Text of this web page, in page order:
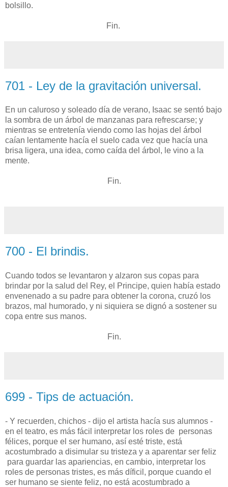
bolsillo.
Fin.
701 - Ley de la gravitación universal.
En un caluroso y soleado día de verano, Isaac se sentó bajo
la sombra de un árbol de manzanas para refrescarse; y
mientras se entretenía viendo como las hojas del árbol
caían lentamente hacía el suelo cada vez que hacía una
brisa ligera, una idea, como caída del árbol, le vino a la
mente.
Fin.
700 - El brindis.
Cuando todos se levantaron y alzaron sus copas para
brindar por la salud del Rey, el Principe, quien había estado
envenenado a su padre para obtener la corona, cruzó los
brazos, mal humorado, y ni siquiera se dignó a sostener su
copa entre sus manos.
Fin.
699 - Tips de actuación.
- Y recuerden, chichos - dijo el artista hacía sus alumnos -
en el teatro, es más fácil interpretar los roles de personas
félices, porque el ser humano, así esté triste, está
acostumbrado a disimular su tristeza y a aparentar ser feliz
para guardar las apariencias, en cambio, interpretar los
roles de personas tristes, es más díficil, porque cuando el
ser humano se siente feliz, no está acostumbrado a